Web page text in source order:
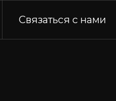
Связаться с нами